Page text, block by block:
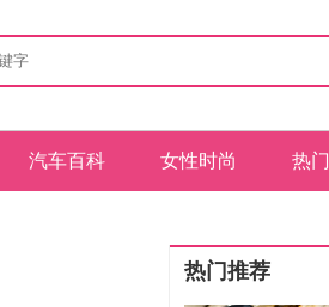
汽车百科 女性时尚 热
热门推荐